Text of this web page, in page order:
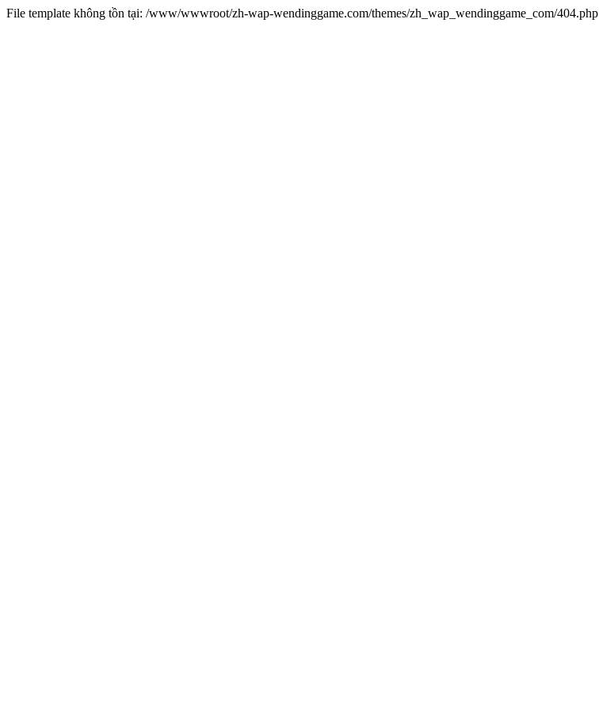
File template không tồn tại: /www/wwwroot/zh-wap-wendinggame.com/themes/zh_wap_wendinggame_com/404.php